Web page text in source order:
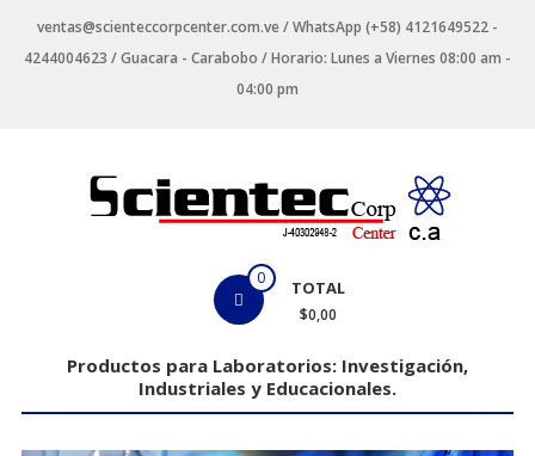
contenido
ventas@scienteccorpcenter.com.ve / WhatsApp (+58) 4121649522 -
4244004623 / Guacara - Carabobo / Horario: Lunes a Viernes 08:00 am -
04:00 pm
Laboratorios
Industriales
y
0 TOTAL
$0,00
Productos para Laboratorios: Investigación,
Industriales y Educacionales.